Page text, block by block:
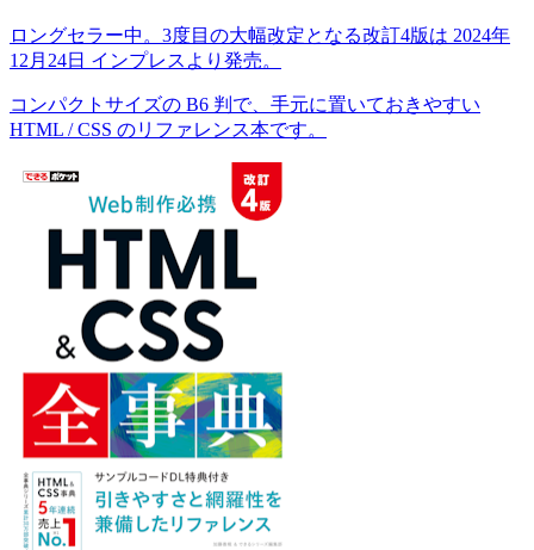
ロングセラー中。3度目の大幅改定となる改訂4版は 2024年
12月24日 インプレスより発売。
コンパクトサイズの B6 判で、手元に置いておきやすい
HTML / CSS のリファレンス本です。